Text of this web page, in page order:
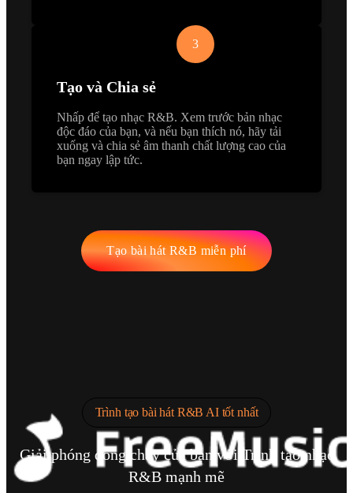
3
Tạo và Chia sẻ
Nhấp để tạo nhạc R&B. Xem trước bản nhạc
độc đáo của bạn, và nếu bạn thích nó, hãy tải
xuống và chia sẻ âm thanh chất lượng cao của
bạn ngay lập tức.
Tạo bài hát R&B miễn phí
Trình tạo bài hát R&B AI tốt nhất
Giải phóng dòng chảy của bạn với Trình tạo nhạc
R&B mạnh mẽ